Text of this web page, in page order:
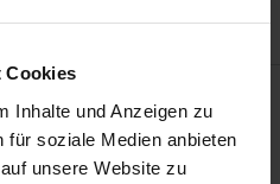
Cookies
Inhalte und Anzeigen zu
für soziale Medien anbieten
unsere Website zu
mit dem Rechtsbegriff